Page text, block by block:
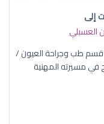
إلى
العسبلي
قسم طب وجراحة العيون /
في مسيرته المهنية